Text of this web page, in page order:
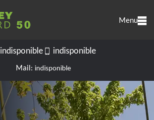
Menu
indisponible indisponible
Mail: indisponible